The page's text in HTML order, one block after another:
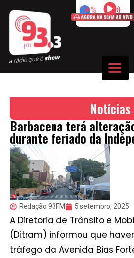
50%
Notícias
Barbacena terá
durante feriado da
Redação 93FM 5 setembro, 2025
A Diretoria de Trânsito e
(Ditram) informou que
tráfego da Avenida Bias